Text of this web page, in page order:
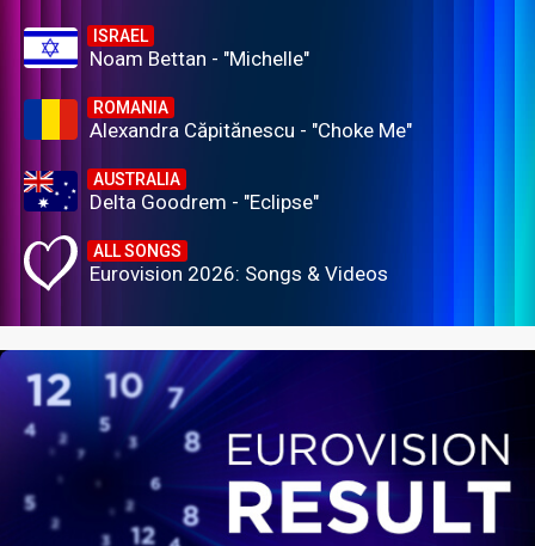
ISRAEL
Noam Bettan - "Michelle"
ROMANIA
Alexandra Căpitănescu - "Choke Me"
AUSTRALIA
Delta Goodrem - "Eclipse"
ALL SONGS
Eurovision 2026: Songs & Videos